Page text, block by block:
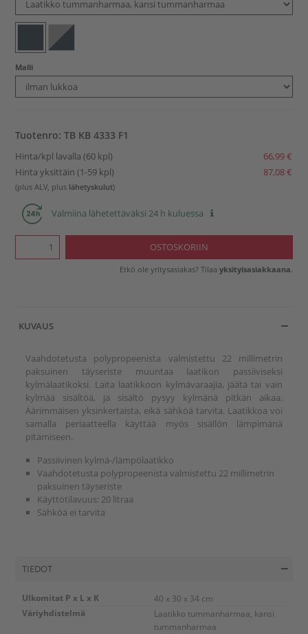
Malli
Tuotenro: TB KB 4333 F1
Hinta/kpl lavalla (60 kpl)
66,99 €
Hinta yksittäin (1-59 kpl)
87,08 €
(plus ALV, plus lähetyskulut)
Valmiina lähetettäväksi 24 h kuluessa
Etkö ole yritysasiakas? Tilaa yksityisasiakkaana
KUVAUS
Vaahdotetusta polypropeenista valmistettu 22 millimetrin
paksuinen täyseriste muuntaa laatikon passiiviseksi
kylmälaatikoksi. Laita laatikkoon kylmävaraajia, jäätä tai vain
kylmää sisältöä, ja sisältö pysyy kylmänä pitkän aikaa.
Äärimmäisen yksinkertaista, eikä sähköä tarvita. Laatikkoa voi
samalla periaatteella käyttää myös sisällön lämpimänä
pitämiseen.
Passiivinen kylmä-/lämpölaatikko
Vaahdotetusta polypropeenista valmistettu 22 millimetrin
paksuinen täyseriste
Käyttötilavuus: 20 litraa
Sähköä ei tarvita
TIEDOT
Ulkomitat P x L x K 40 x 30 x 34 cm
Väriyhdistelmä
Laatikko tummanharmaa, kansi
tummanharmaa